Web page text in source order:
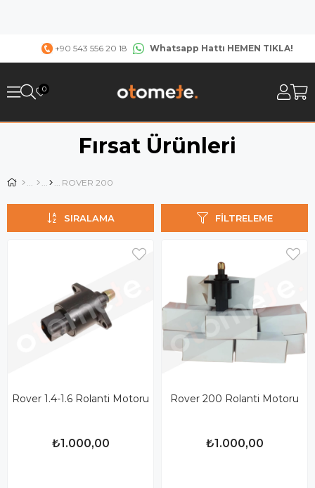
+90 543 556 20 18 Whatsapp Hattı HEMEN TIKLA!
0
Fırsat Ürünleri
ROVER 200
FILTRELEME
SIRALAMA
Rover 1.4-1.6 Rolanti Motoru
₺1.000,00
Rover 200 Rolanti Motoru
₺1.000,00